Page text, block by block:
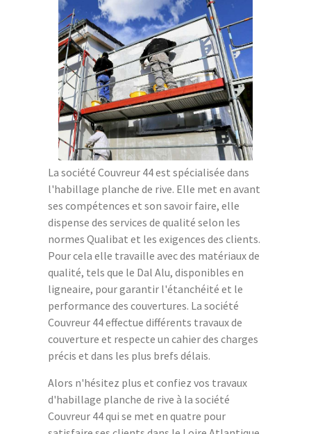
La société Couvreur 44 est spécialisée dans
l'habillage planche de rive. Elle met en avant
ses compétences et son savoir faire, elle
dispense des services de qualité selon les
normes Qualibat et les exigences des clients.
Pour cela elle travaille avec des matériaux de
qualité, tels que le Dal Alu, disponibles en
ligneaire, pour garantir l'étanchéité et le
performance des couvertures. La société
Couvreur 44 effectue différents travaux de
couverture et respecte un cahier des charges
précis et dans les plus brefs délais.
Alors n'hésitez plus et confiez vos travaux
d'habillage planche de rive à la société
Couvreur 44 qui se met en quatre pour